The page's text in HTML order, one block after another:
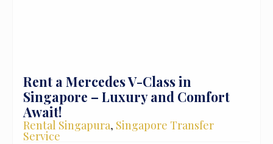
Rent a Mercedes V-Class in
Singapore – Luxury and Comfort
Await!
Rental Singapura, Singapore Transfer
Service